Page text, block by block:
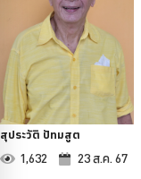
สุประวัติ ปัทมสูต
1,632 23 ส.ค. 67